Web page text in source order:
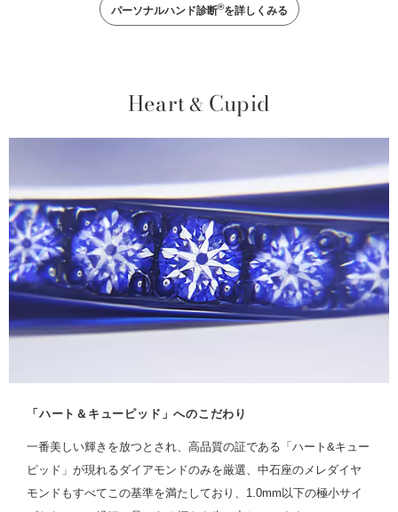
パーソナルハンド診断®を詳しくみる
Heart& Cupid
「ハート＆キューピッド」へのこだわり
一番美しい輝きを放つとされ、高品質の証である「ハート&キュー
ピッド」が現れるダイアモンドのみを厳選、中石座のメレダイヤ
モンドもすべてこの基準を満たしており、1.0mm以下の極小サイ